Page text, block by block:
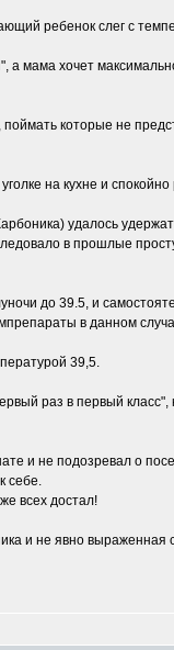
ребенок слег с
мама хочет
которые не
на кухне и
удалось
в прошлые
до 39.5, и
в данном
39,5.
раз в первый
и не подозревал о
себе.
всех достал!
и не явно